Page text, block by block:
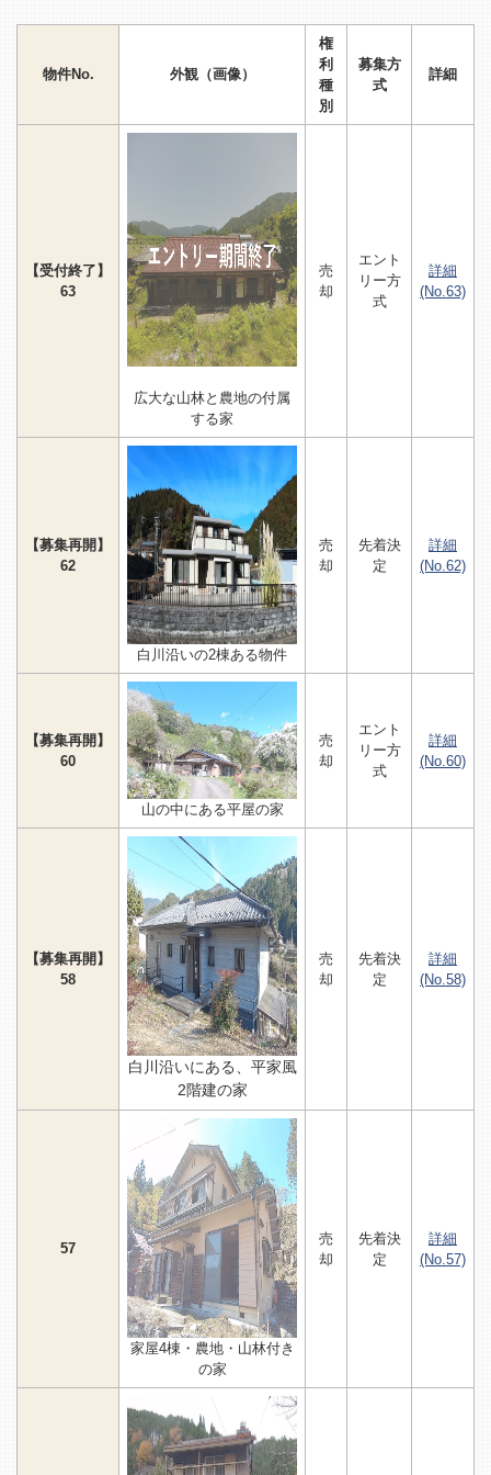
物件No. 外観（画像）
権
利
種
別
募集方
式
詳細
【受付終了】
63
広大な山林と農地の付属
する家
売
却
エント
リー方
式
詳細
(No.63)
【募集再開】
62
白川沿いの2棟ある物件
売
却
先着決
定
詳細
(No.62)
【募集再開】
60
山の中にある平屋の家
売
却
エント
リー方
式
詳細
(No.60)
【募集再開】
58
白川沿いにある、平家風
2階建の家
売
却
先着決
定
詳細
(No.58)
57
家屋4棟・農地・山林付き
の家
売
却
先着決
定
詳細
(No.57)